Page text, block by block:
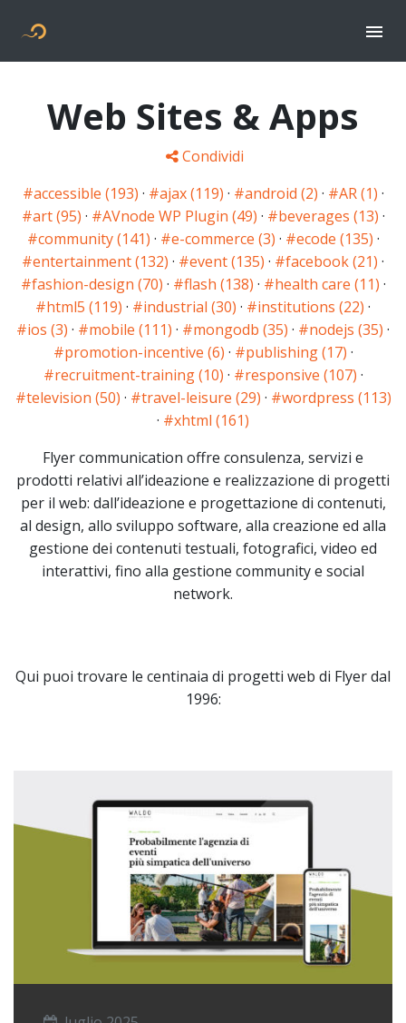
Flyer new media
Web Sites & Apps
Condividi
#accessible (193) · #ajax (119) · #android (2) · #AR (1) ·
#art (95) · #AVnode WP Plugin (49) · #beverages (13) ·
#community (141) · #e-commerce (3) · #ecode (135) ·
#entertainment (132) · #event (135) · #facebook (21) ·
#fashion-design (70) · #flash (138) · #health care (11) ·
#html5 (119) · #industrial (30) · #institutions (22) ·
#ios (3) · #mobile (111) · #mongodb (35) · #nodejs (35) ·
#promotion-incentive (6) · #publishing (17) ·
#recruitment-training (10) · #responsive (107) ·
#television (50) · #travel-leisure (29) · #wordpress (113)
· #xhtml (161)
Flyer communication offre consulenza, servizi e
prodotti relativi all’ideazione e realizzazione di progetti
per il web: dall’ideazione e progettazione di contenuti,
al design, allo sviluppo software, alla creazione ed alla
gestione dei contenuti testuali, fotografici, video ed
interattivi, fino alla gestione community e social
network.
Qui puoi trovare le centinaia di progetti web di Flyer dal
1996: